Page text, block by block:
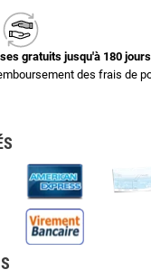
gratuits jusqu'à 180
des frais de